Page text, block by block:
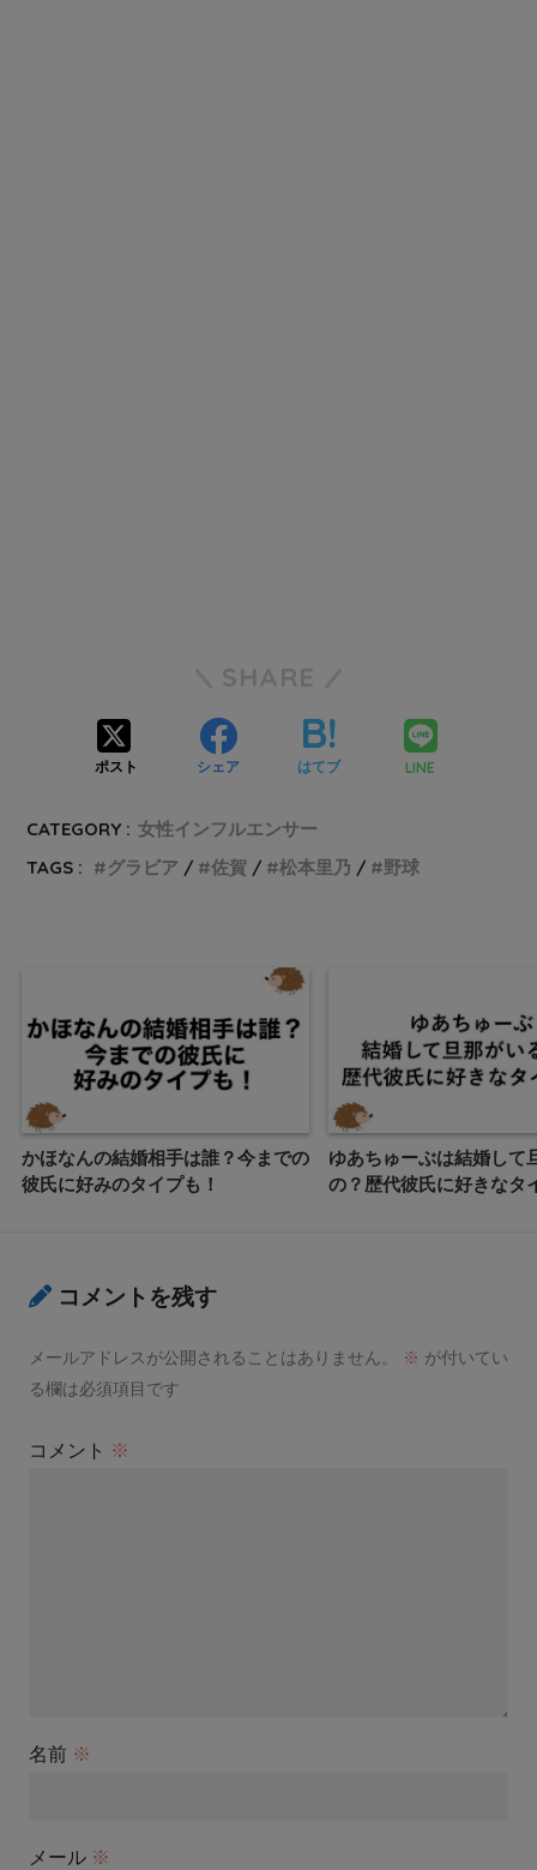
SHARE
ポスト シェア はてブ LINE
CATEGORY : 女性インフルエンサー
TAGS :
グラビア 佐賀 松本里乃 野球
かほなんの結婚相手は誰？今までの
彼氏に好みのタイプも！
ゆあちゅーぶは結婚して
の？歴代彼氏に好きなタ
コメントを残す
メールアドレスが公開されることはありません。 ※ が付いてい
る欄は必須項目です
コメント ※
名前 ※
メール ※